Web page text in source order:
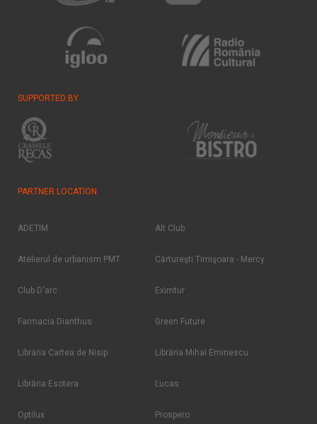
SUPPORTED BY
PARTNER LOCATION
ADETIM Alt Club
Atelierul de urbanism PMT Cărtureşti Timişoara - Mercy
Club D'arc Eximtur
Farmacia Dianthus Green Future
Librăria Cartea de Nisip Librăria Mihai Eminescu
Librăria Esotera Lucas
Optilux Prospero